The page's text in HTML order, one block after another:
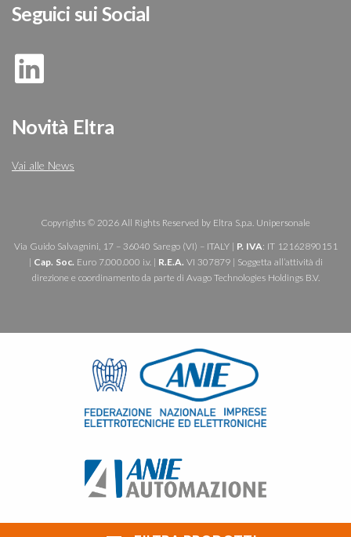
Seguici sui Social
Novità Eltra
Vai alle News
Copyrights © 2026 All Rights Reserved by Eltra S.p.a. Unipersonale
Via Guido Salvagnini, 17 – 36040 Sarego (VI) – ITALY | P. IVA: IT 12162890151
| Cap. Soc. Euro 7.000.000 i.v. | R.E.A. VI 307879 | Soggetta all’attività di
direzione e coordinamento da parte di Avago Technologies Holdings B.V.